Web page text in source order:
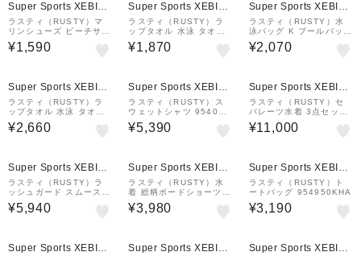
Super Sports XEBIO
&mall店
ラスティ（RUSTY）マ
リンシューズ ビーチサン
ダル スマイル 924940W
HT
¥1,590
Super Sports XEBIO
&mall店
ラスティ（RUSTY）ラ
ップタオル 水泳 タオル
水色 99cm丈 ニコちゃん
巻きタオル 926918MNT
¥1,870
Super Sports XEBIO
&mall店
ラスティ（RUSTY）水
泳バッグ K プールバッグ
スマイル 965905PPL
¥2,070
Super Sports XEBIO
&mall店
ラスティ（RUSTY）ラ
ップタオル 水泳 タオル
紺 99cm丈 ニコちゃん巻
きタオル 926918NV ス
¥2,660
Super Sports XEBIO
&mall店
ラスティ（RUSTY）ス
ウェットシャツ 954010
BEG
¥5,390
Super Sports XEBIO
&mall店
ラスティ（RUSTY）セ
パレーツ水着 3点セット
925801BK
¥11,000
Super Sports XEBIO
&mall店
ラスティ（RUSTY）ラ
ッシュガード スムース
ニコちゃん 立ち襟UV 92
5461NV
¥5,940
Super Sports XEBIO
&mall店
ラスティ（RUSTY）水
着 総柄ボードショーツ 9
25400BL
¥3,980
Super Sports XEBIO
&mall店
ラスティ（RUSTY）ト
ートバッグ 954950KHA
¥3,190
Super Sports XEBIO
Super Sports XEBIO
Super Sports XEBIO